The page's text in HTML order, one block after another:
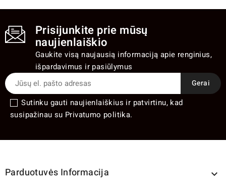
Prisijunkite prie mūsų
naujienlaiškio
Gaukite visą naujausią informaciją apie renginius,
išpardavimus ir pasiūlymus
Sutinku gauti naujienlaiškius ir patvirtinu, kad
susipažinau su Privatumo politika.
Parduotuvės Informacija 